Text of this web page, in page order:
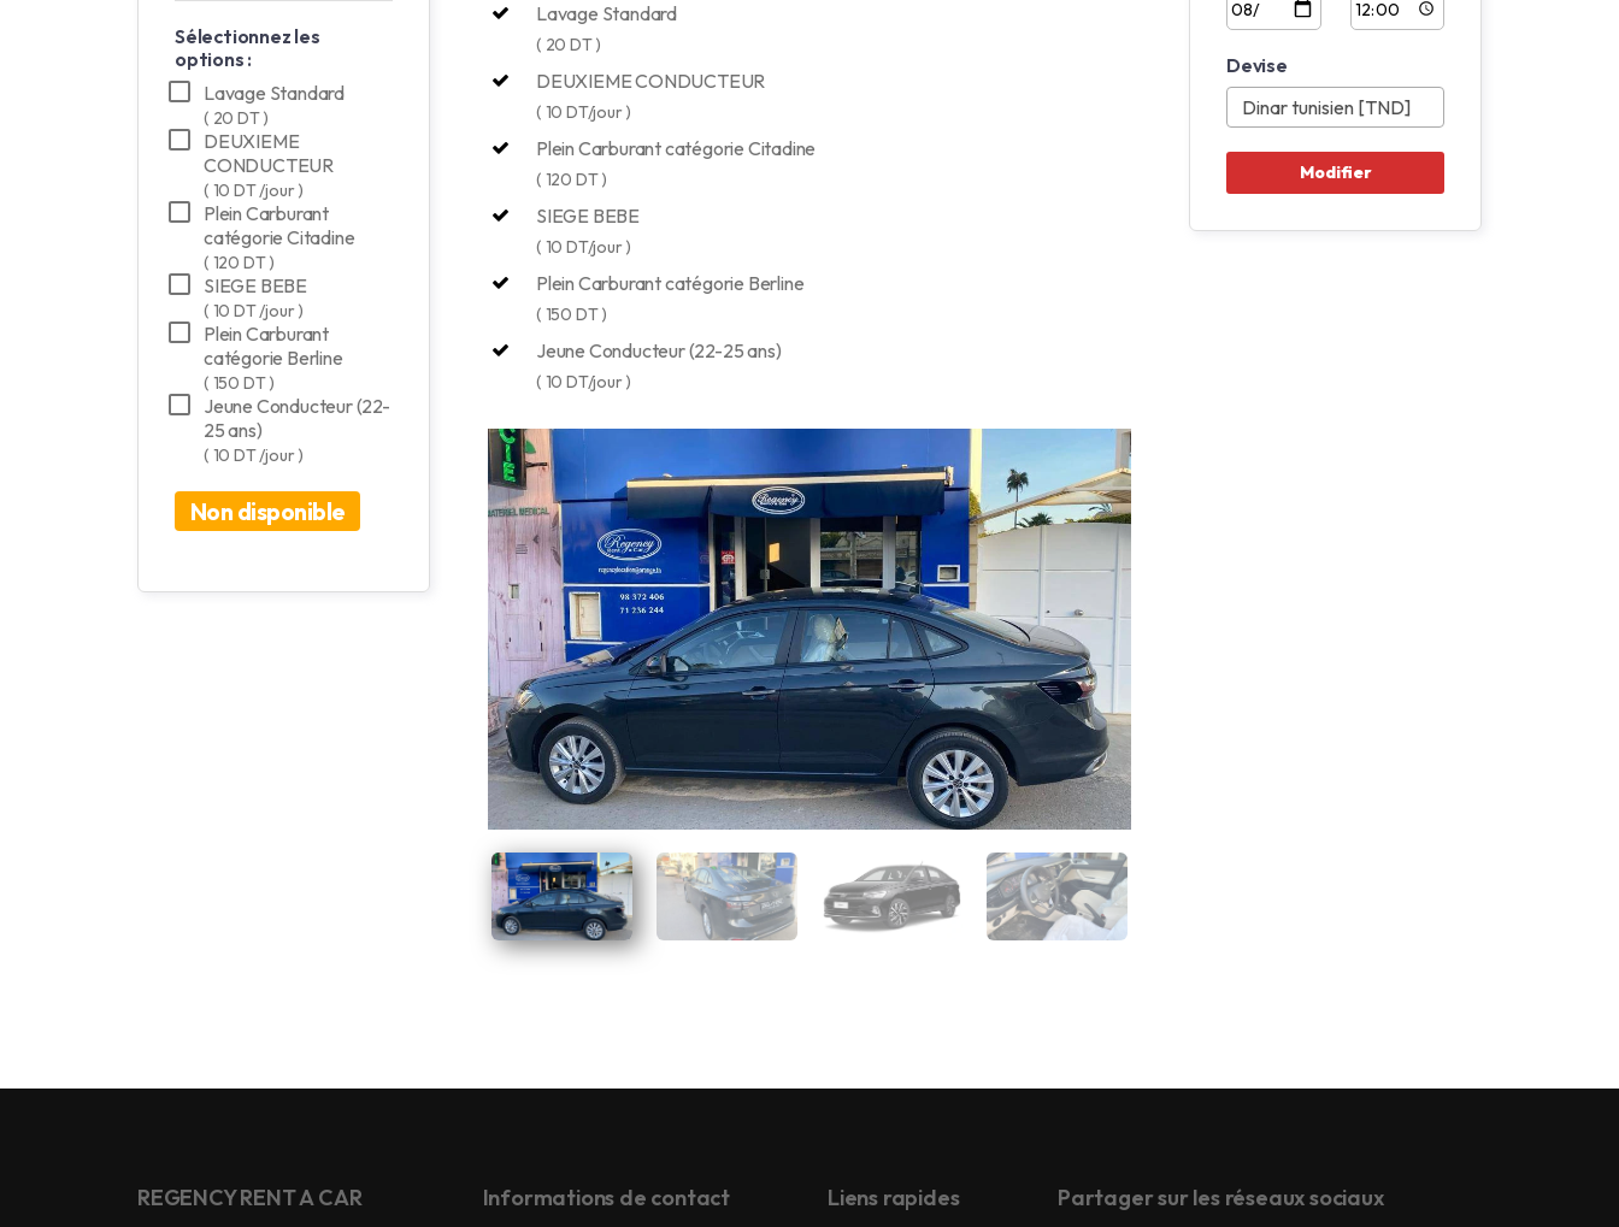
Sélectionnez les
options :
Lavage Standard
( 20 DT )
DEUXIEME
CONDUCTEUR
( 10 DT /jour )
Plein Carburant
catégorie Citadine
( 120 DT )
SIEGE BEBE
( 10 DT /jour )
Plein Carburant
catégorie Berline
( 150 DT )
Jeune Conducteur (22-
25 ans)
( 10 DT /jour )
Non disponible
Lavage Standard
( 20 DT )
DEUXIEME CONDUCTEUR
( 10 DT/jour )
Plein Carburant catégorie Citadine
( 120 DT )
SIEGE BEBE
( 10 DT/jour )
Plein Carburant catégorie Berline
( 150 DT )
Jeune Conducteur (22-25 ans)
( 10 DT/jour )
Devise
REGENCY RENT A CAR Informations de contact Liens rapides Partager sur les réseaux sociaux